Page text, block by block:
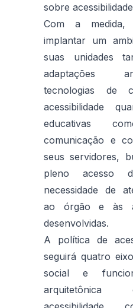
sobre
Com a
implantar um
suas unidades
adaptações
tecnologias de
acessibilidade
educativas
comunicação e
seus servidores,
pleno acesso
necessidade de
ao órgão e às
desenvolvidas.
A política de
seguirá quatro
social e
arquitetônica